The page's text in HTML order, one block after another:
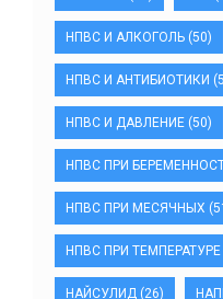
НПВС И АЛКОГОЛЬ (50)
НПВС И АНТИБИОТИКИ
НПВС И ДАВЛЕНИЕ (50)
НПВС ПРИ
НПВС ПРИ МЕСЯЧНЫХ
НПВС ПРИ ТЕМПЕРАТУРЕ
НАЙСУЛИД (26)